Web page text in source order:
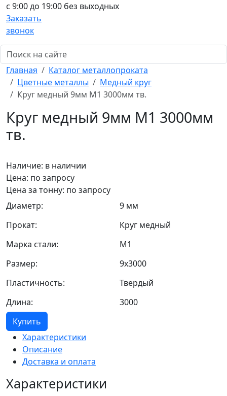
c 9:00 до 19:00 без выходных
Заказать
звонок
Главная
Каталог металлопроката
Цветные металлы
Медный круг
Круг медный 9мм М1 3000мм тв.
Круг медный 9мм М1 3000мм
тв.
Наличие: в наличии
Цена: по запросу
Цена за тонну: по запросу
Диаметр:
9 мм
Прокат:
Круг медный
Марка стали:
М1
Размер:
9х3000
Пластичность:
Твердый
Длина:
3000
Купить
Характеристики
Описание
Доставка и оплата
Характеристики